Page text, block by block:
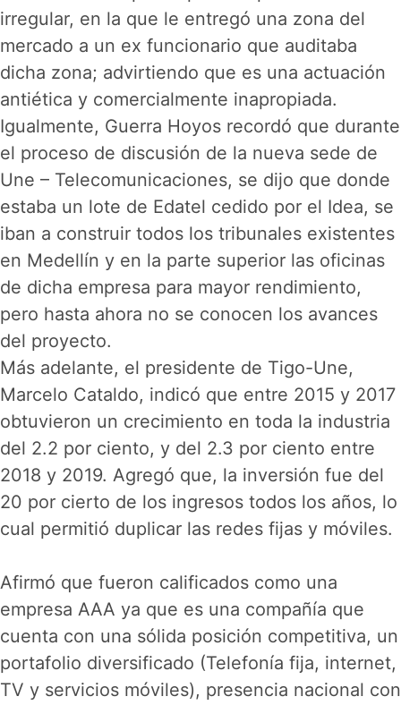
irregular, en la que le entregó una zona del
mercado a un ex funcionario que auditaba
dicha zona; advirtiendo que es una actuación
antiética y comercialmente inapropiada.
Igualmente, Guerra Hoyos recordó que durante
el proceso de discusión de la nueva sede de
Une – Telecomunicaciones, se dijo que donde
estaba un lote de Edatel cedido por el Idea, se
iban a construir todos los tribunales existentes
en Medellín y en la parte superior las oficinas
de dicha empresa para mayor rendimiento,
pero hasta ahora no se conocen los avances
del proyecto.
Más adelante, el presidente de Tigo-Une,
Marcelo Cataldo, indicó que entre 2015 y 2017
obtuvieron un crecimiento en toda la industria
del 2.2 por ciento, y del 2.3 por ciento entre
2018 y 2019. Agregó que, la inversión fue del
20 por cierto de los ingresos todos los años, lo
cual permitió duplicar las redes fijas y móviles.
Afirmó que fueron calificados como una
empresa AAA ya que es una compañía que
cuenta con una sólida posición competitiva, un
portafolio diversificado (Telefonía fija, internet,
TV y servicios móviles), presencia nacional con